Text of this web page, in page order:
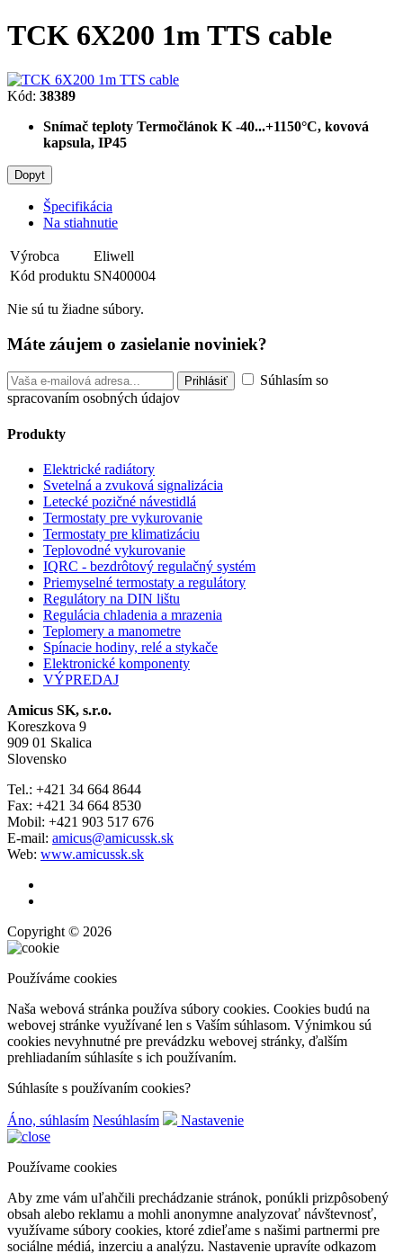
TCK 6X200 1m TTS cable
Kód: 38389
Snímač teploty Termočlánok K -40...+1150°C, kovová
kapsula, IP45
Dopyt
Špecifikácia
Na stiahnutie
Výrobca
Eliwell
Kód produktu SN400004
Nie sú tu žiadne súbory.
Máte záujem o zasielanie noviniek?
Súhlasím so
spracovaním osobných údajov
Produkty
Elektrické radiátory
Svetelná a zvuková signalizácia
Letecké pozičné návestidlá
Termostaty pre vykurovanie
Termostaty pre klimatizáciu
Teplovodné vykurovanie
IQRC - bezdrôtový regulačný systém
Priemyselné termostaty a regulátory
Regulátory na DIN lištu
Regulácia chladenia a mrazenia
Teplomery a manometre
Spínacie hodiny, relé a stykače
Elektronické komponenty
VÝPREDAJ
Amicus SK, s.r.o.
Koreszkova 9
909 01 Skalica
Slovensko
Tel.: +421 34 664 8644
Fax: +421 34 664 8530
Mobil: +421 903 517 676
E-mail: amicus@amicussk.sk
Web: www.amicussk.sk
Copyright © 2026
Používáme cookies
Naša webová stránka používa súbory cookies. Cookies budú na
webovej stránke využívané len s Vaším súhlasom. Výnimkou sú
cookies nevyhnutné pre prevádzku webovej stránky, ďalším
prehliadaním súhlasíte s ich používaním.
Súhlasíte s používaním cookies?
Áno, súhlasím Nesúhlasím Nastavenie
Používame cookies
Aby zme vám uľahčili prechádzanie stránok, ponúkli prizpôsobený
obsah alebo reklamu a mohli anonymne analyzovať návštevnosť,
využívame súbory cookies, ktoré zdieľame s našimi partnermi pre
sociálne médiá, inzerciu a analýzu. Nastavenie upravíte odkazom